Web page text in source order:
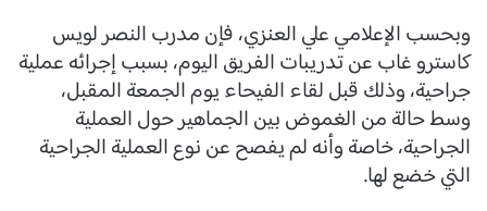
وبحسب الإعلامي علي العنزي، فإن مدرب النصر لويس
كاسترو غاب عن تدريبات الفريق اليوم، بسبب إجرائه عملية
جراحية، وذلك قبل لقاء الفيحاء يوم الجمعة المقبل،
وسط حالة من الغموض بين الجماهير حول العملية
الجراحية، خاصة وأنه لم يفصح عن نوع العملية الجراحية
التي خضع لها.